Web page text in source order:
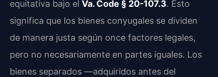
equitativa bajo el Va. Code § 20-107.3. Esto
significa que los bienes conyugales se dividen
de manera justa según once factores legales,
pero no necesariamente en partes iguales. Los
bienes separados —adquiridos antes del